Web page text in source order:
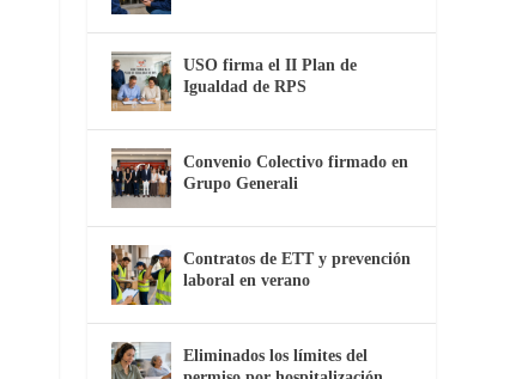
USO firma el II Plan de
Igualdad de RPS
Convenio Colectivo firmado en
Grupo Generali
Contratos de ETT y prevención
laboral en verano
Eliminados los límites del